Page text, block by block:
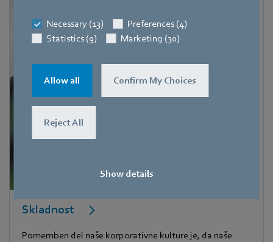
Necessary (13)
Preferences (4)
Statistics (9)
Marketing (30)
Allow all Confirm My Choices
Reject All
Show details
Skladnost
Pomemben del naše korporativne kulture je, da naše